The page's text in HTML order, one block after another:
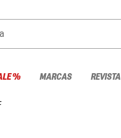
% MARCAS REVISTA